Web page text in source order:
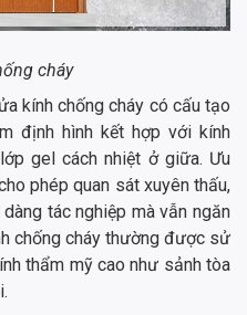
cháy
kính chống cháy có cấu tạo
định hình kết hợp với kính
gel cách nhiệt ở giữa. Ưu
phép quan sát xuyên thấu,
tác nghiệp mà vẫn ngăn
chống cháy thường được sử
thẩm mỹ cao như sảnh tòa